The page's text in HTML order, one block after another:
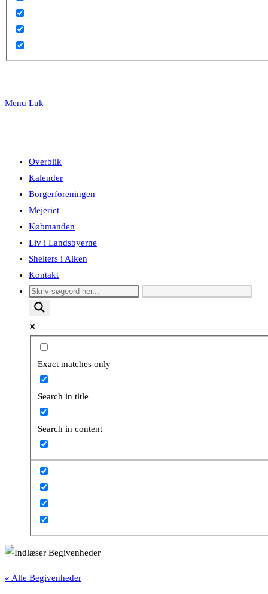
Menu Luk
Overblik
Kalender
Borgerforeningen
Mejeriet
Købmanden
Liv i Landsbyerne
Shelters i Alken
Kontakt
Exact matches only
Search in title
Search in content
« Alle Begivenheder